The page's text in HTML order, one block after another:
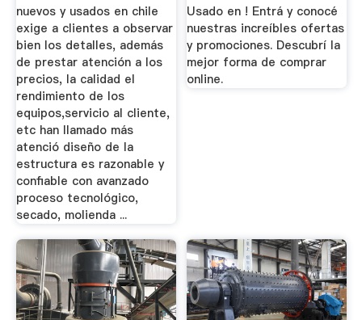
nuevos y usados en chile
exige a clientes a observar
bien los detalles, además
de prestar atención a los
precios, la calidad el
rendimiento de los
equipos,servicio al cliente,
etc han llamado más
atenció diseño de la
estructura es razonable y
confiable con avanzado
proceso tecnológico,
secado, molienda ...
Usado en ! Entrá y conocé
nuestras increíbles ofertas
y promociones. Descubrí la
mejor forma de comprar
online.